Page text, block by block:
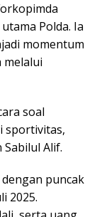
Polda. Ia
momentum
melalui
soal
sportivitas,
Alif.
puncak
2025.